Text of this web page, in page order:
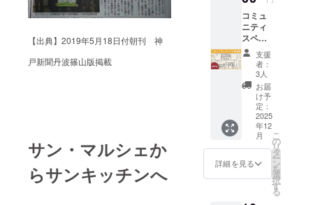
【出典】2019年5月18日付朝刊 神
戸新聞丹波篠山版掲載
サン・マルシェか
らサンキッチンへ
以上
残って
いるも
のを発
送しま
す ※原
料の一
部に
卵・小
麦を含
リップ
バッ
グ】 内
容量５
・日
時：
2025年
12月下
旬予定
・場
所：丹
波市山
南町池
谷117-8
・支援
者様の
交通
費：支
援者様
コミュ
ニティ
スペー
ス(2階)
を2日間
ご利用
できる
チケッ
トをお
渡しし
ます。
・有効
期限：
2025年
12月下
旬(予
支援
者：
3人
お届
け予
定：
2025
年12
月
詳細を見る
こ
の
リ
タ
ー
ン
を
選
択
す
る